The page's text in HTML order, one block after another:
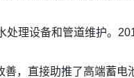
处理设备和管道维护。
善，直接助推了高端蓄电